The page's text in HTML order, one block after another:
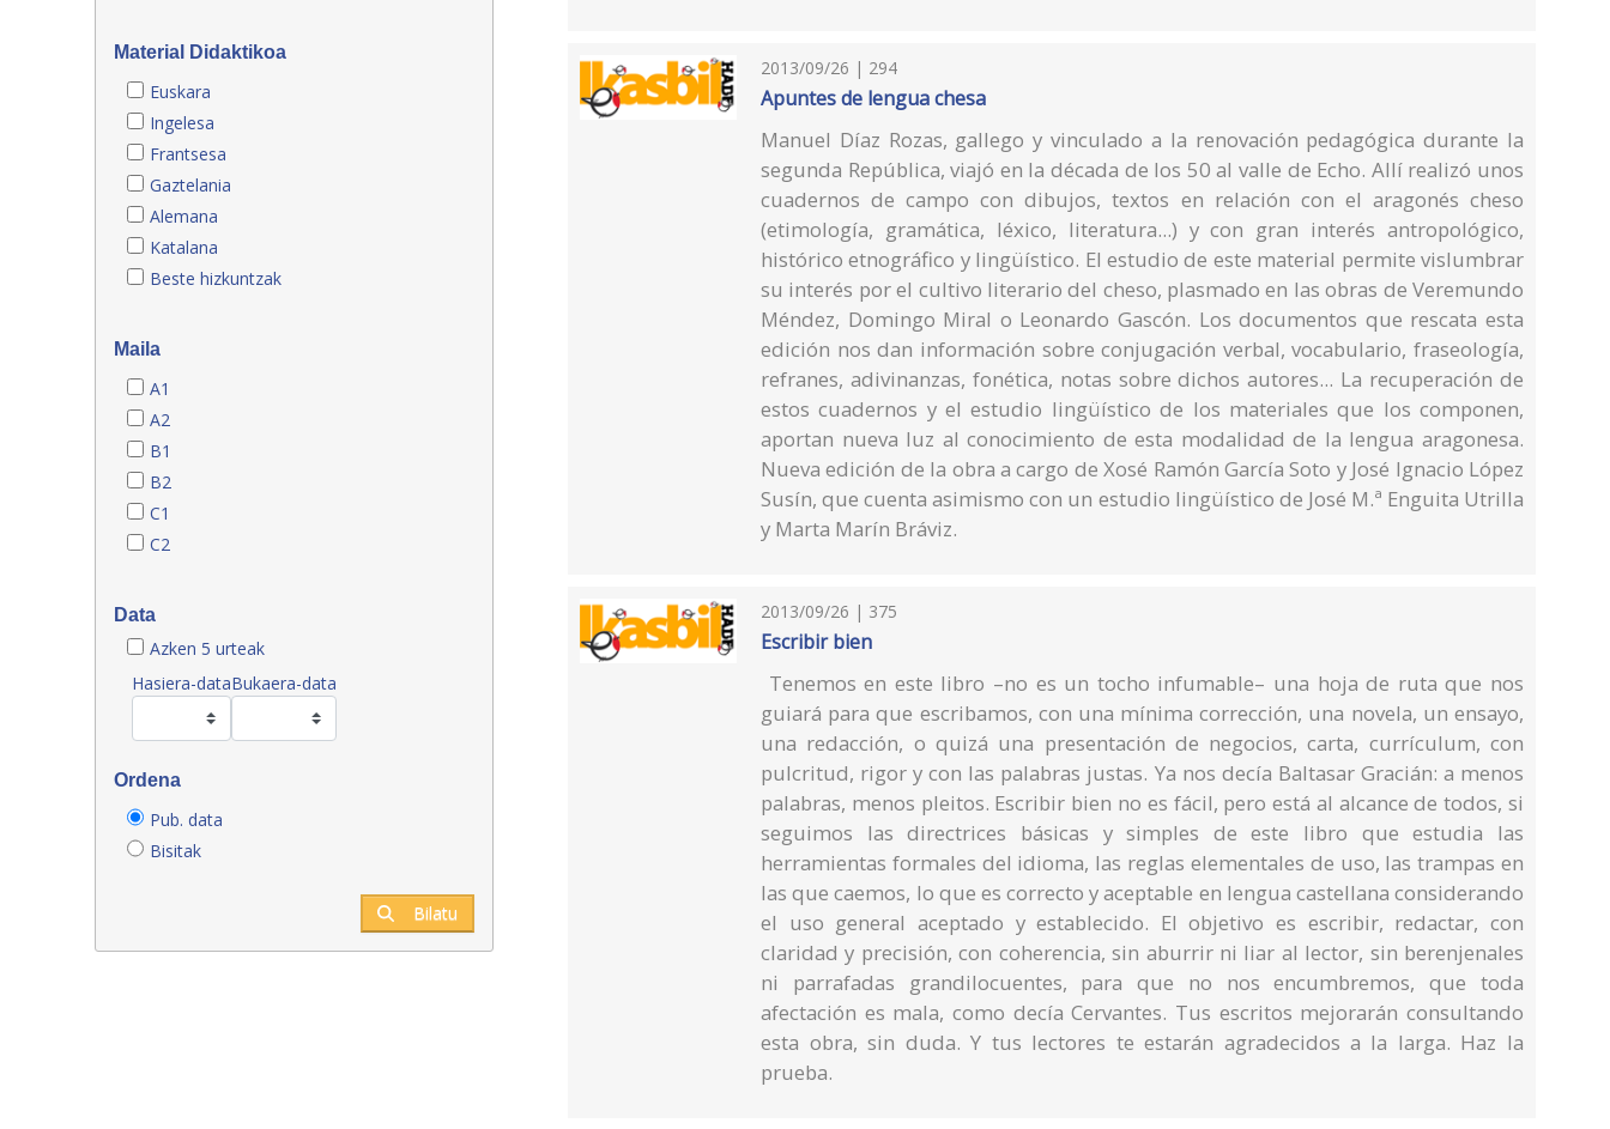
Material Didaktikoa
Euskara
Ingelesa
Frantsesa
Gaztelania
Alemana
Katalana
Beste hizkuntzak
Maila
A1
A2
B1
B2
C1
C2
Data
Azken 5 urteak
Hasiera-dataBukaera-data
Ordena
Pub. data
Bisitak
Bilatu
2013/09/26 | 294
Apuntes de lengua chesa
Manuel Díaz Rozas, gallego y vinculado a la renovación pedagógica durante la
segunda República, viajó en la década de los 50 al valle de Echo. Allí realizó unos
cuadernos de campo con dibujos, textos en relación con el aragonés cheso
(etimología, gramática, léxico, literatura...) y con gran interés antropológico,
histórico etnográfico y lingüístico. El estudio de este material permite vislumbrar
su interés por el cultivo literario del cheso, plasmado en las obras de Veremundo
Méndez, Domingo Miral o Leonardo Gascón. Los documentos que rescata esta
edición nos dan información sobre conjugación verbal, vocabulario, fraseología,
refranes, adivinanzas, fonética, notas sobre dichos autores... La recuperación de
estos cuadernos y el estudio lingüístico de los materiales que los componen,
aportan nueva luz al conocimiento de esta modalidad de la lengua aragonesa.
Nueva edición de la obra a cargo de Xosé Ramón García Soto y José Ignacio López
Susín, que cuenta asimismo con un estudio lingüístico de José M.ª Enguita Utrilla
y Marta Marín Bráviz.
2013/09/26 | 375
Escribir bien
Tenemos en este libro –no es un tocho infumable– una hoja de ruta que nos
guiará para que escribamos, con una mínima corrección, una novela, un ensayo,
una redacción, o quizá una presentación de negocios, carta, currículum, con
pulcritud, rigor y con las palabras justas. Ya nos decía Baltasar Gracián: a menos
palabras, menos pleitos. Escribir bien no es fácil, pero está al alcance de todos, si
seguimos las directrices básicas y simples de este libro que estudia las
herramientas formales del idioma, las reglas elementales de uso, las trampas en
las que caemos, lo que es correcto y aceptable en lengua castellana considerando
el uso general aceptado y establecido. El objetivo es escribir, redactar, con
claridad y precisión, con coherencia, sin aburrir ni liar al lector, sin berenjenales
ni parrafadas grandilocuentes, para que no nos encumbremos, que toda
afectación es mala, como decía Cervantes. Tus escritos mejorarán consultando
esta obra, sin duda. Y tus lectores te estarán agradecidos a la larga. Haz la
prueba.